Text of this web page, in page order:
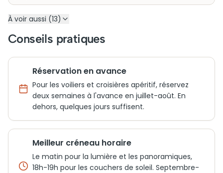
À voir aussi (13)
Conseils pratiques
Réservation en avance
Pour les voiliers et croisières apéritif, réservez
deux semaines à l'avance en juillet-août. En
dehors, quelques jours suffisent.
Meilleur créneau horaire
Le matin pour la lumière et les panoramiques,
18h-19h pour les couchers de soleil. Septembre-